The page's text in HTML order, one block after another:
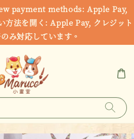
payment methods: Apple Pay,
法を開く: Apple Pay, クレジット
み対応しています。